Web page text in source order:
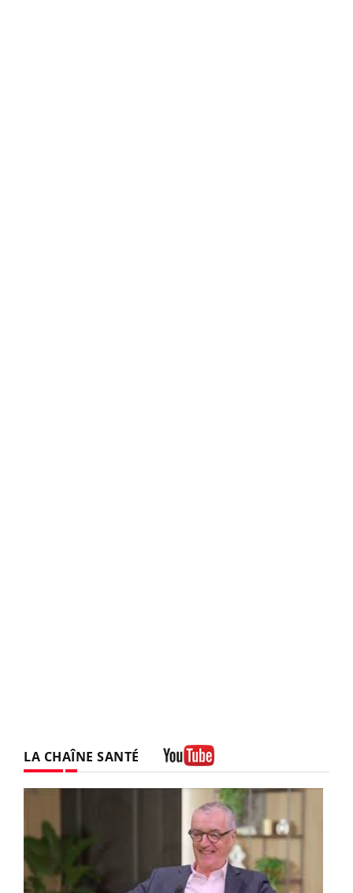
LA CHAÎNE SANTÉ